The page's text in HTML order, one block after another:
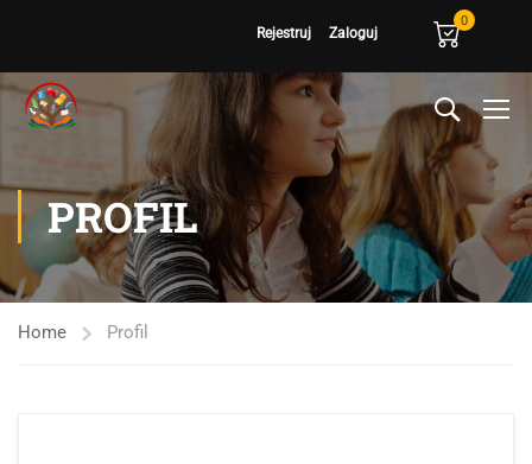
Rejestruj Zaloguj
0
PROFIL
Home Profil